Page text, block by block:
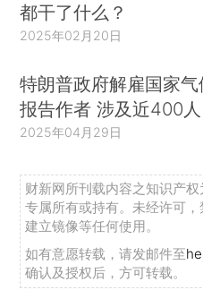
都干了什么？
2025年02月20日
特朗普政府解雇国家
报告作者 涉及近400人
2025年04月29日
财新网所刊载内容之知识产
专属所有或持有。未经许可
建立镜像等任何使用。
如有意愿转载，请发邮件至
确认及授权后，方可转载。